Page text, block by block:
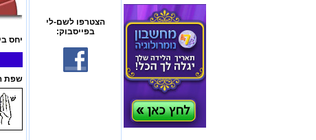
הצטרפו לשם-לי
בפייסבוק:
יחס
שפת